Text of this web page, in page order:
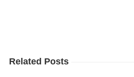
Related Posts